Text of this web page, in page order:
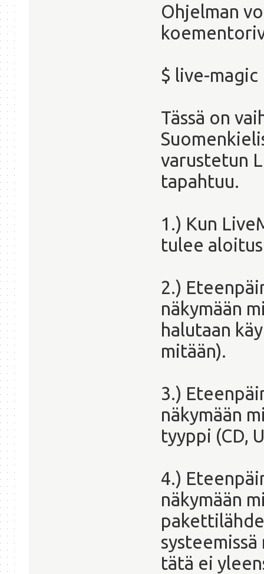
Ohjelman
$ live-magic
Tässä on
varustetun
tapahtuu.
1.) Kun
tulee
2.)
näkymään
halutaan
mitään).
3.)
näkymään
tyyppi (CD,
4.)
näkymään
tätä ei